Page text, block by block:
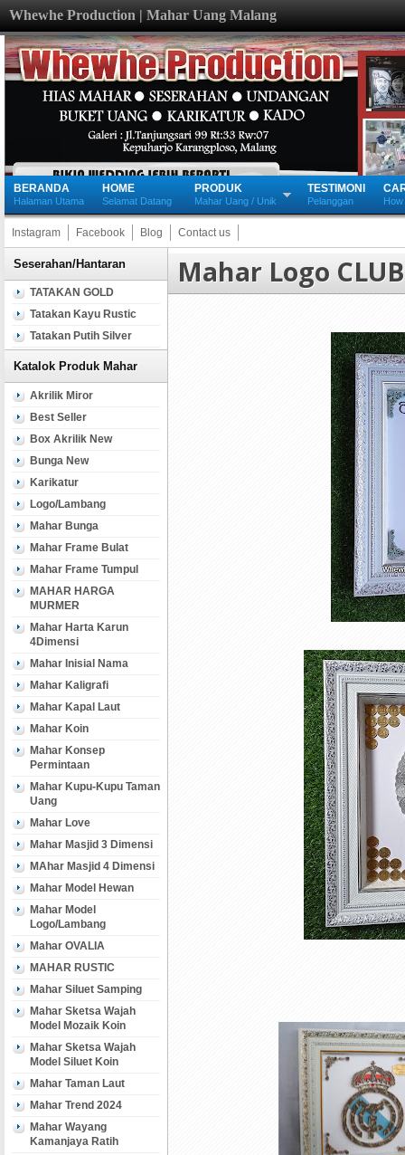
Whewhe Production | Mahar Uang Malang
BERANDA
Halaman Utama
HOME
Selamat Datang
PRODUK
Mahar Uang / Unik
TESTIMONI
Pelanggan
Instagram Facebook Blog Contact us
Seserahan/Hantaran
TATAKAN GOLD
Tatakan Kayu Rustic
Tatakan Putih Silver
Katalok Produk Mahar
Akrilik Miror
Best Seller
Box Akrilik New
Bunga New
Karikatur
Logo/Lambang
Mahar Bunga
Mahar Frame Bulat
Mahar Frame Tumpul
MAHAR HARGA
MURMER
Mahar Harta Karun
4Dimensi
Mahar Inisial Nama
Mahar Kaligrafi
Mahar Kapal Laut
Mahar Koin
Mahar Konsep
Permintaan
Mahar Kupu-Kupu Taman
Uang
Mahar Love
Mahar Masjid 3 Dimensi
MAhar Masjid 4 Dimensi
Mahar Model Hewan
Mahar Model
Logo/Lambang
Mahar OVALIA
MAHAR RUSTIC
Mahar Siluet Samping
Mahar Sketsa Wajah
Model Mozaik Koin
Mahar Sketsa Wajah
Model Siluet Koin
Mahar Taman Laut
Mahar Trend 2024
Mahar Wayang
Kamanjaya Ratih
Mahar Logo